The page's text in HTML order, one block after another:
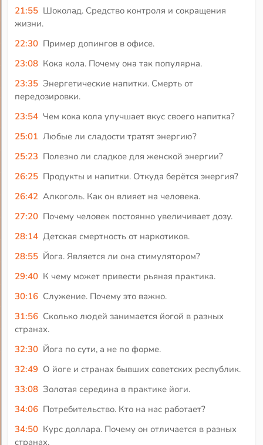
21:55 Шоколад. Средство контроля и сокращения
жизни.
22:30 Пример допингов в офисе.
23:08 Кока кола. Почему она так популярна.
23:35 Энергетические напитки. Смерть от
передозировки.
23:54 Чем кока кола улучшает вкус своего напитка?
25:01 Любые ли сладости тратят энергию?
25:23 Полезно ли сладкое для женской энергии?
26:25 Продукты и напитки. Откуда берётся энергия?
26:42 Алкоголь. Как он влияет на человека.
27:20 Почему человек постоянно увеличивает дозу.
28:14 Детская смертность от наркотиков.
28:55 Йога. Является ли она стимулятором?
29:40 К чему может привести рьяная практика.
30:16 Служение. Почему это важно.
31:56 Сколько людей занимается йогой в разных
странах.
32:30 Йога по сути, а не по форме.
32:49 О йоге и странах бывших советских республик.
33:08 Золотая середина в практике йоги.
34:06 Потребительство. Кто на нас работает?
34:50 Курс доллара. Почему он отличается в разных
странах.